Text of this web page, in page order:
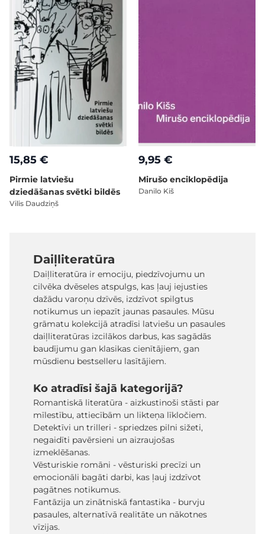
15,85 €
Pirmie latviešu
dziedāšanas svētki bildēs
Vilis Daudziņš
9,95 €
Mirušo enciklopēdija
Danilo Kiš
Daiļliteratūra
Daiļliteratūra ir emociju, piedzīvojumu un
cilvēka dvēseles atspulgs, kas ļauj iejusties
dažādu varoņu dzīvēs, izdzīvot spilgtus
notikumus un iepazīt jaunas pasaules. Mūsu
grāmatu kolekcijā atradīsi latviešu un pasaules
daiļliteratūras izcilākos darbus, kas sagādās
baudījumu gan klasikas cienītājiem, gan
mūsdienu bestselleru lasītājiem.
Ko atradīsi šajā kategorijā?
Romantiskā literatūra - aizkustinoši stāsti par
mīlestību, attiecībām un likteņa līkločiem.
Detektīvi un trilleri - spriedzes pilni sižeti,
negaidīti pavērsieni un aizraujošas
izmeklēšanas.
Vēsturiskie romāni - vēsturiski precīzi un
emocionāli bagāti darbi, kas ļauj izdzīvot
pagātnes notikumus.
Fantāzija un zinātniskā fantastika - burvju
pasaules, alternatīvā realitāte un nākotnes
vīzijas.